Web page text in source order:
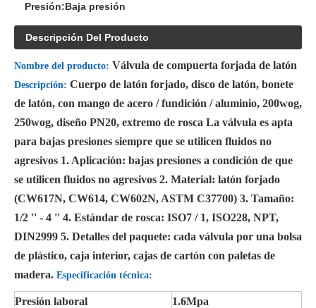
Presión:Baja presión
Descripción Del Producto
Nombre del producto: Válvula de compuerta forjada de latón
Descripción: Cuerpo de latón forjado, disco de latón, bonete
de latón, con mango de acero / fundición / aluminio, 200wog,
250wog, diseño PN20, extremo de rosca La válvula es apta
para bajas presiones siempre que se utilicen fluidos no
agresivos 1. Aplicación: bajas presiones a condición de que
se utilicen fluidos no agresivos 2. Material: latón forjado
(CW617N, CW614, CW602N, ASTM C37700) 3. Tamaño:
1/2 '' - 4 '' 4. Estándar de rosca: ISO7 / 1, ISO228, NPT,
DIN2999 5. Detalles del paquete: cada válvula por una bolsa
de plástico, caja interior, cajas de cartón con paletas de
madera. Especificación técnica:
Presión laboral
1.6Mpa